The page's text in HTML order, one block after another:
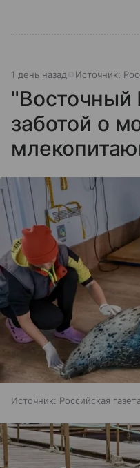
1 день назад Источник:
"Восточный
заботой о
Источник: Российская газета